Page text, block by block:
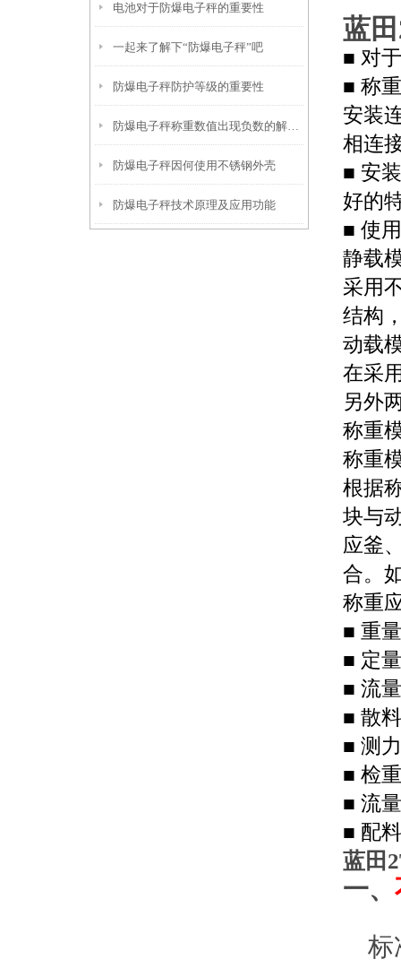
电池对于防爆电子秤的重要性
一起来了解下“防爆电子秤”吧
防爆电子秤防护等级的重要性
防爆电子秤称重数值出现负数的解决方法
防爆电子秤因何使用不锈钢外壳
防爆电子秤技术原理及应用功能
蓝
■ 对
■ 称
安装
相连
■ 安
好的
■ 使
静载
采用
结构
动载
在采
另外
称重
称重
根据
块与
应釜
合。
称重
■ 重
■ 定
■ 流
■ 散
■ 测力
■ 检重
■ 流
■ 配料
蓝田
一、
标